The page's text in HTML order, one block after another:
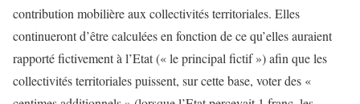
contribution mobilière aux collectivités territoriales. Elles
continueront d’être calculées en fonction de ce qu’elles auraient
rapporté fictivement à l’Etat (« le principal fictif ») afin que les
collectivités territoriales puissent, sur cette base, voter des «